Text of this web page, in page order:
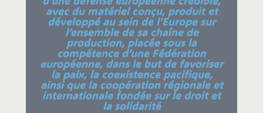
avec du matériel conçu, produit et
développé au sein de l’Europe sur
l’ensemble de sa chaîne de
production, placée sous la
compétence d’une Fédération
européenne, dans le but de favoriser
la paix, la coexistence pacifique,
ainsi que la coopération régionale et
internationale fondée sur le droit et
la solidarité